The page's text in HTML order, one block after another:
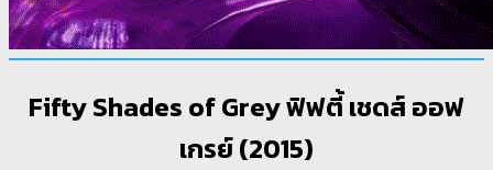
Fifty Shades of Grey ฟิฟตี้ เชดส์ ออฟ
เกรย์ (2015)